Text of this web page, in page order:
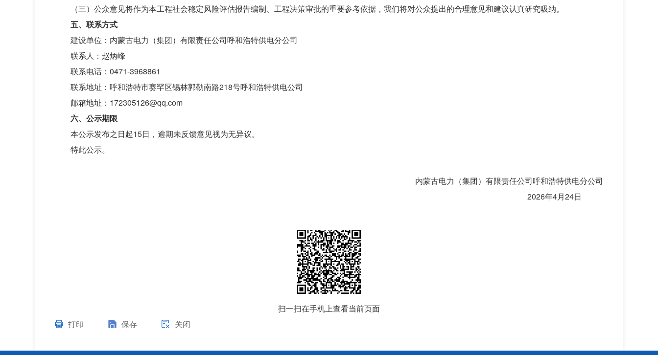
（三）公众意见将作为本工程社会稳定风险评估报告编制、工程决策审批的重要参考依据，我们将对公众提出的合理意见和建议认真研究吸纳。
五、联系方式
建设单位：内蒙古电力（集团）有限责任公司呼和浩特供电分公司
联系人：赵炳峰
联系电话：0471-3968861
联系地址：呼和浩特市赛罕区锡林郭勒南路218号呼和浩特供电公司‌‌
邮箱地址：172305126@qq.com
六、公示期限
本公示发布之日起15日，逾期未反馈意见视为无异议。
特此公示。
内蒙古电力（集团）有限责任公司呼和浩特供电分公司
2026年4月24日
扫一扫在手机上查看当前页面
打印
保存 关闭